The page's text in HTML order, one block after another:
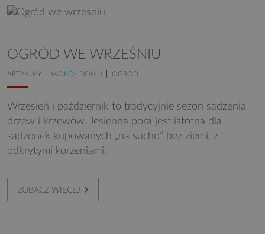
OGRÓD WE WRZEŚNIU
ARTYKUŁY WOKÓŁ DOMU OGRÓD
Wrzesień i październik to tradycyjnie sezon sadzenia
drzew i krzewów. Jesienna pora jest istotna dla
sadzonek kupowanych „na sucho” bez ziemi, z
odkrytymi korzeniami.
ZOBACZ WIĘCEJ